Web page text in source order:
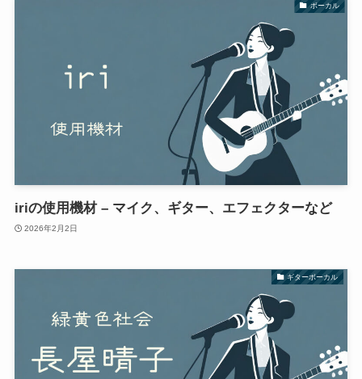
ボーカル
iriの使用機材 – マイク、ギター、エフェクターなど
2026年2月2日
ギターボーカル